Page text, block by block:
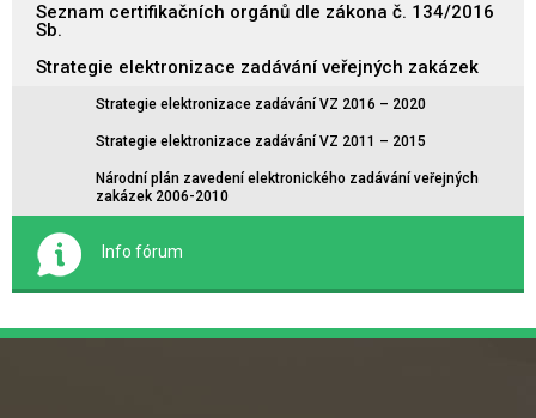
Seznam certifikačních orgánů dle zákona č. 134/2016
Sb.
Strategie elektronizace zadávání veřejných zakázek
Strategie elektronizace zadávání VZ 2016 – 2020
Strategie elektronizace zadávání VZ 2011 – 2015
Národní plán zavedení elektronického zadávání veřejných
zakázek 2006-2010
Info fórum